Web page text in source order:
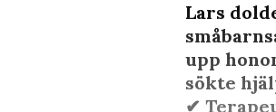
Lars
upp
sökte
✔︎